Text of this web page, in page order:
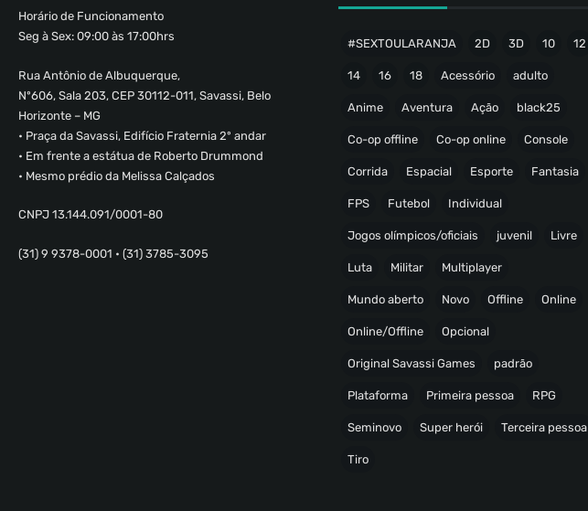
Horário de Funcionamento
Seg à Sex: 09:00 às 17:00hrs
Rua Antônio de Albuquerque,
Nº606, Sala 203, CEP 30112-011, Savassi, Belo
Horizonte – MG
• Praça da Savassi, Edifício Fraternia 2º andar
• Em frente a estátua de Roberto Drummond
• Mesmo prédio da Melissa Calçados
CNPJ 13.144.091/0001-80
(31) 9 9378-0001 • (31) 3785-3095
#SEXTOULARANJA 2D 3D 10 12
14 16 18 Acessório adulto
Anime Aventura Ação black25
Co-op offline Co-op online Console
Corrida Espacial Esporte Fantasia
FPS Futebol Individual
Jogos olímpicos/oficiais juvenil Livre
Luta Militar Multiplayer
Mundo aberto Novo Offline Online
Online/Offline Opcional
Original Savassi Games padrão
Plataforma Primeira pessoa RPG
Seminovo Super herói Terceira pessoa
Tiro